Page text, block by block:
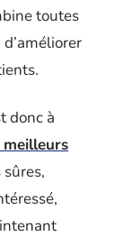
toutes
donc à